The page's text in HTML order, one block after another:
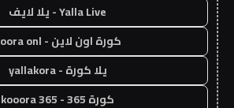
Yalla Live - يلا لايف
كورة اون لاين - koora onl
يلا كورة - yallakora
كورة 365 - kooora 365